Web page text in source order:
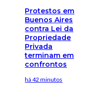
Protestos em
Buenos Aires
contra Lei da
Propriedade
Privada
terminam em
confrontos
há 42 minutos